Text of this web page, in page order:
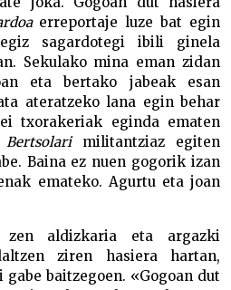
erreportaje luze bat egin
sagardotegi ibili ginela
Sekulako mina eman zidan
eta bertako jabeak esan
ateratzeko lana egin behar
txorakeriak eginda ematen
Bertsolarimilitantziaz egiten
Baina ez nuen gogorik izan
emateko. Agurtu eta joan
zen aldizkaria eta argazki
ziren hasiera hartan,
baitzegoen. «Gogoan dut